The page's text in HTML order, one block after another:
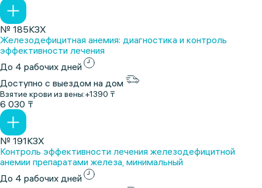
№ 185КЗХ
Железодефицитная анемия: диагностика и контроль
эффективности лечения
До 4 рабочих дней
Доступно с выездом на дом
Взятие крови из вены:+1390 ₸
6 030 ₸
№ 191КЗХ
Контроль эффективности лечения железодефицитной
анемии препаратами железа, минимальный
До 4 рабочих дней